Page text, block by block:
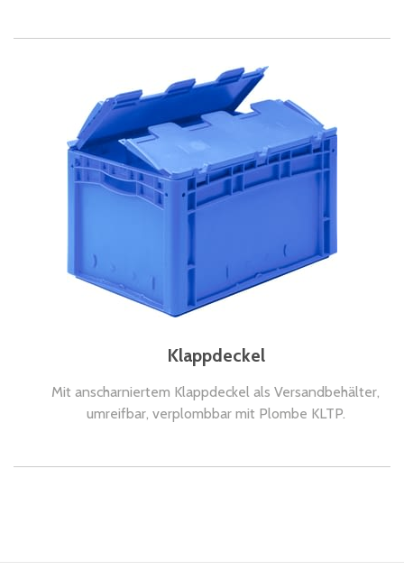
Klappdeckel
Mit anscharniertem Klappdeckel als Versandbehälter,
umreifbar, verplombbar mit Plombe KLTP.